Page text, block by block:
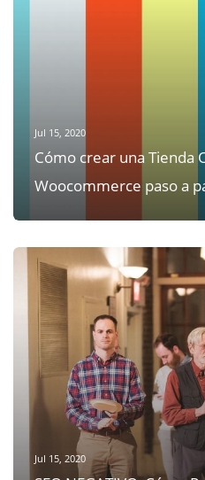
Woocommerce paso a
Jul 15, 2020
SEO NEGATIVO, Cómo
Ataques